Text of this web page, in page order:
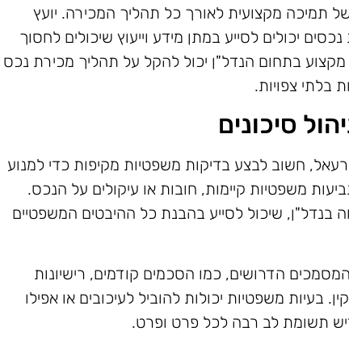
תמיכה מקצועית לאורך כל תהליך המכירה. יועץ
יכולים לסייע במתן מידע וייעוץ שיכולים לחסוך
בתחום הנדל"ן יכול להקל על תהליך מכירת נכס
בלתי צפויות.
סיכונים
חשוב לבצע בדיקות משפטיות מקיפות כדי למנוע
משפטיות קיימות, חובות או עיקולים על הנכס.
בנדל"ן, שיכול לסייע בהבנת כל ההיבטים המשפטיים
הדרושים, כמו הסכמים קודמים, רישיונות
בעיות משפטיות יכולות להוביל לעיכובים או אפילו
תשומת לב רבה לכל פרט ופרט.